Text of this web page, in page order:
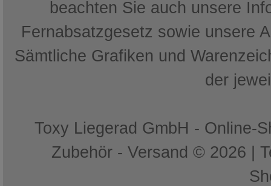
beachten Sie auch unsere
Fernabsatzgesetz sowie unsere
Sämtliche Grafiken und
der
Toxy Liegerad GmbH - Online-
Zubehör - Versand © 2026 |